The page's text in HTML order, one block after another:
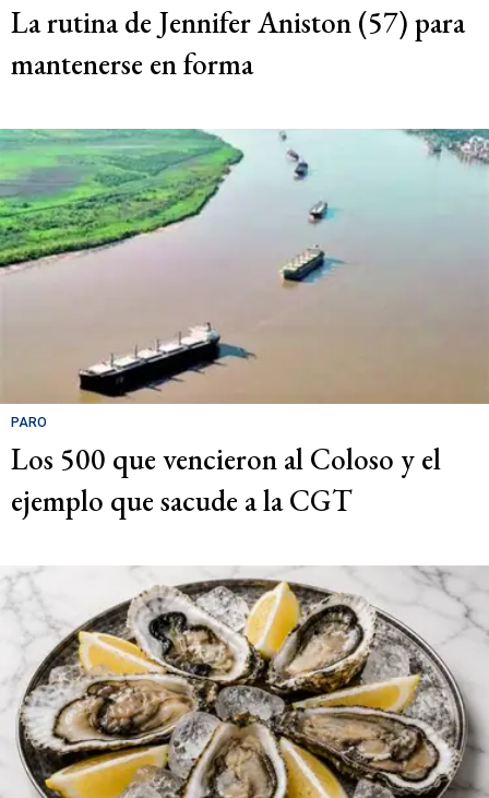
La rutina de Jennifer Aniston (57) para
mantenerse en forma
PARO
Los 500 que vencieron al Coloso y el
ejemplo que sacude a la CGT